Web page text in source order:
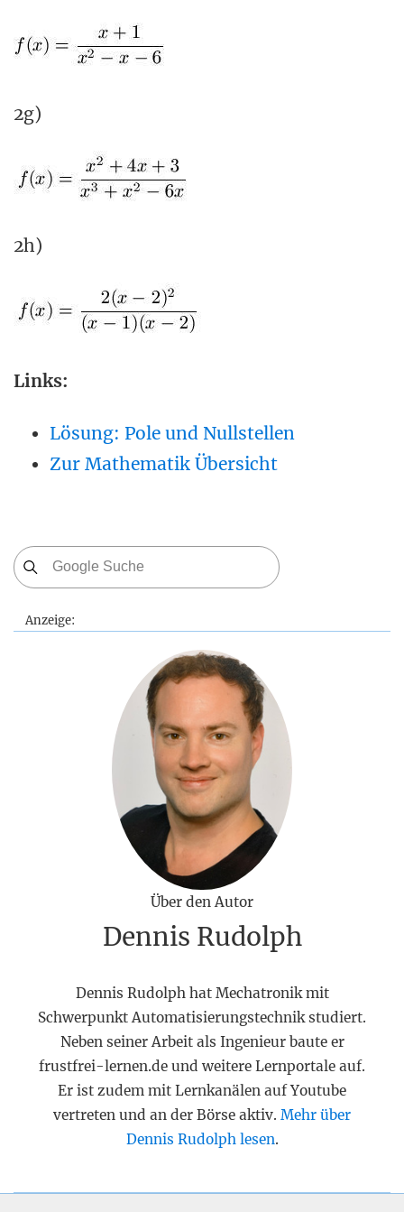
2g)
2h)
Links:
Lösung: Pole und Nullstellen
Zur Mathematik Übersicht
Anzeige:
Über den Autor
Dennis Rudolph
Dennis Rudolph hat Mechatronik mit
Schwerpunkt Automatisierungstechnik studiert.
Neben seiner Arbeit als Ingenieur baute er
frustfrei-lernen.de und weitere Lernportale auf.
Er ist zudem mit Lernkanälen auf Youtube
vertreten und an der Börse aktiv. Mehr über
Dennis Rudolph lesen.